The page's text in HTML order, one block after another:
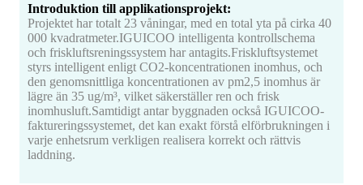
Introduktion till applikationsprojekt:
Projektet har totalt 23 våningar, med en total yta på cirka 40
000 kvadratmeter.IGUICOO intelligenta kontrollschema
och friskluftsreningssystem har antagits.Friskluftsystemet
styrs intelligent enligt CO2-koncentrationen inomhus, och
den genomsnittliga koncentrationen av pm2,5 inomhus är
lägre än 35 ug/m³, vilket säkerställer ren och frisk
inomhusluft.Samtidigt antar byggnaden också IGUICOO-
faktureringssystemet, det kan exakt förstå elförbrukningen i
varje enhetsrum verkligen realisera korrekt och rättvis
laddning.